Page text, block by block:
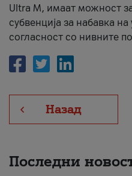
Ultra M, имаат можност
субвенција за набавка
согласност со нивните
Назад
Последни